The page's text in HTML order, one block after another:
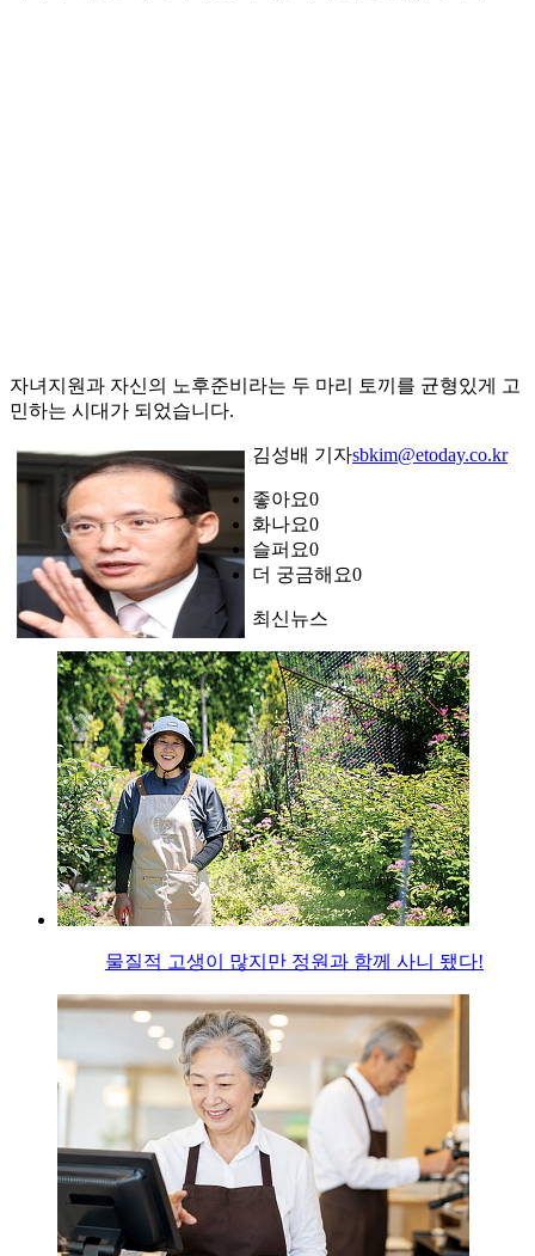
자녀지원과 자신의 노후준비라는 두 마리 토끼를 균형있게 고
민하는 시대가 되었습니다.
김성배 기자sbkim@etoday.co.kr
좋아요0
화나요0
슬퍼요0
더 궁금해요0
최신뉴스
물질적 고생이 많지만 정원과 함께 사니 됐다!